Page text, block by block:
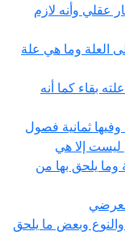
عقلي وأنه لازم
العلة وما هي علة
بقاء كما أنه
ثمانية فصول
ليست إلا هي
وما يلحق بها من
وبعض ما يلحق